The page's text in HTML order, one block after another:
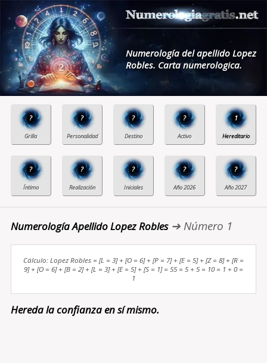
Numerología del apellido Lopez
Robles. Carta numerologica.
? ? ? ? 1
? ? ? ? ?
Numerología Apellido Lopez Robles➔ Número 1
Cálculo: Lopez Robles = [L = 3] + [O = 6] + [P = 7] + [E = 5] + [Z = 8] + [R =
9] + [O = 6] + [B = 2] + [L = 3] + [E = 5] + [S = 1] = 55 = 5 + 5 = 10 = 1 + 0 =
1
Hereda la confianza en sí mismo.